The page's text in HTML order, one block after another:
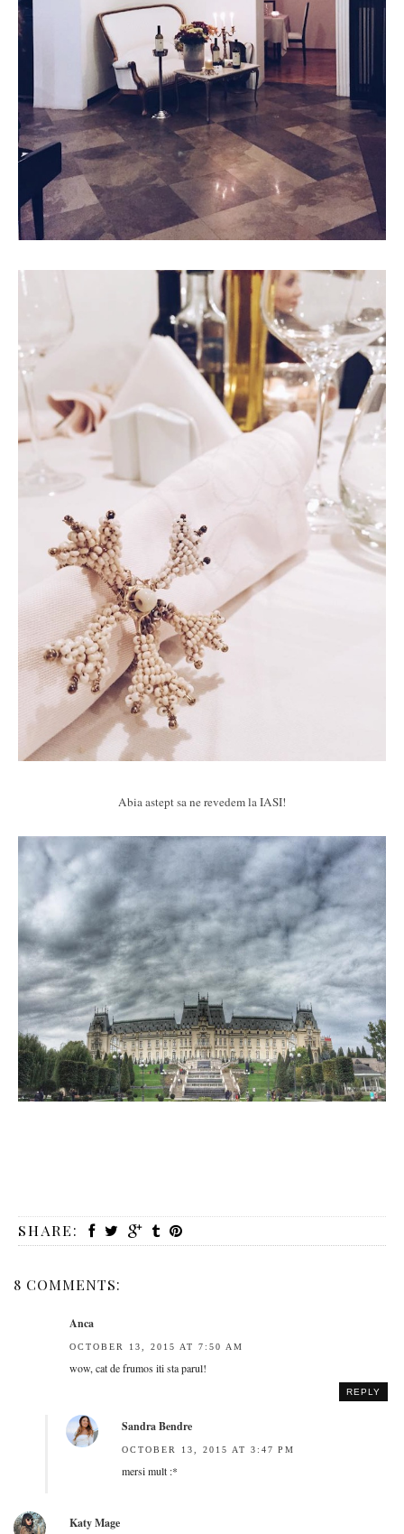
Abia astept sa ne revedem la IASI!
SHARE:
8 COMMENTS:
Anca
OCTOBER 13, 2015 AT 7:50 AM
wow, cat de frumos iti sta parul!
REPLY
Sandra Bendre
OCTOBER 13, 2015 AT 3:47 PM
mersi mult :*
Katy Mage